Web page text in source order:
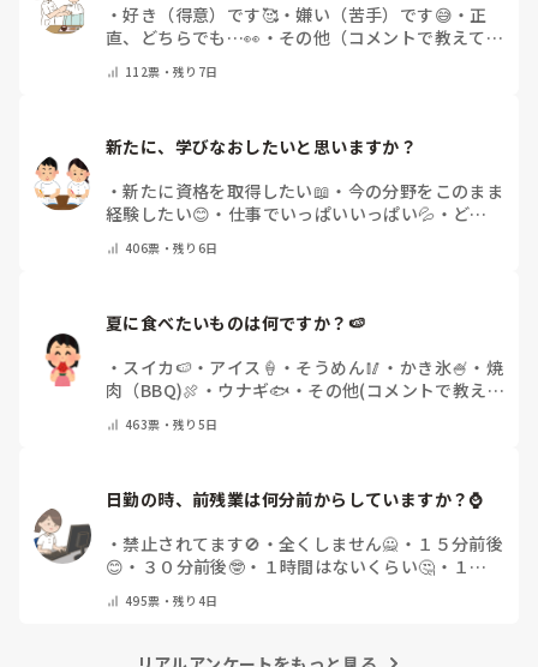
・好き（得意）です🥰・嫌い（苦手）です😅 ・ 正
直、どちらでも…👀 ・ その他（コメントで教えてく
112票・残り7日
新たに、学びなおしたいと思いますか？
・新たに資格を取得したい📖 ・ 今の分野をこのまま
経験したい😊 ・ 仕事でいっぱいいっぱい💦 ・ どん
教えてください）
406票・残り6日
夏に食べたいものは何ですか？🍉
・ スイカ🍉 ・ アイス🍦 ・ そうめん🥢 ・ かき氷🍧 ・ 焼
肉（BBQ)🍖 ・ ウナギ🐟 ・ その他(コメントで教え
463票・残り5日
日勤の時、前残業は何分前からしていますか？⌚
・禁止されてます🚫 ・ 全くしません🙅 ・ １５分前後
😊 ・ ３０分前後🤓 ・ １時間はないくらい🤔 ・ １時
495票・残り4日